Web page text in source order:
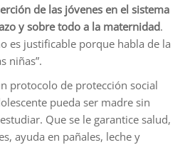
de las jóvenes en el sistema
y sobre todo a la maternidad.
es justificable porque habla de la
niñas”.
protocolo de protección social
pueda ser madre sin
Que se le garantice salud,
ayuda en pañales, leche y